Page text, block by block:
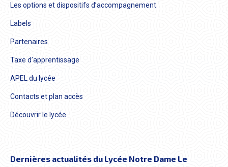
Les options et dispositifs d’accompagnement
Labels
Partenaires
Taxe d’apprentissage
APEL du lycée
Contacts et plan accès
Découvrir le lycée
Dernières actualités du Lycée Notre Dame Le